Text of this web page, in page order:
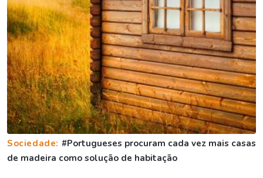
Sociedade: #Portugueses procuram cada vez mais casas
de madeira como solução de habitação